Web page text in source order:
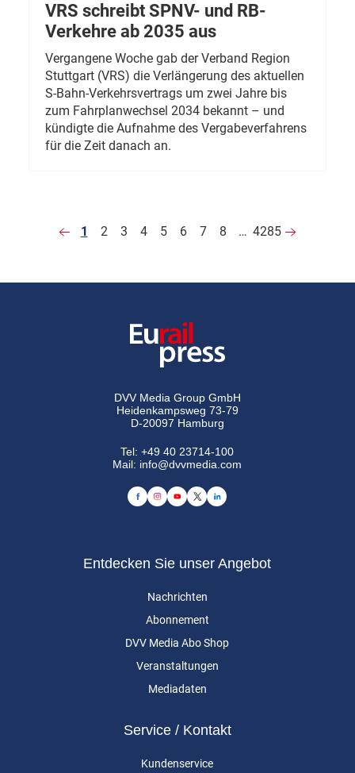
VRS schreibt SPNV- und RB-
Verkehre ab 2035 aus
Vergangene Woche gab der Verband Region
Stuttgart (VRS) die Verlängerung des aktuellen
S-Bahn-Verkehrsvertrags um zwei Jahre bis
zum Fahrplanwechsel 2034 bekannt – und
kündigte die Aufnahme des Vergabeverfahrens
für die Zeit danach an.
1 2 3 4 5 6 7 8 … 4285
DVV Media Group GmbH
Heidenkampsweg 73-79
D-20097 Hamburg
Tel:+49 40 23714-100
Mail: info@dvvmedia.com
Entdecken Sie unser Angebot
Nachrichten
Abonnement
DVV Media Abo Shop
Veranstaltungen
Mediadaten
Service / Kontakt
Kundenservice